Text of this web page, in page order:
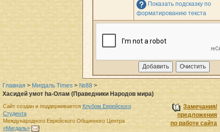
Показать подсказку по
форматированию текста
Главная > Мигдаль Times > №88 >
Хасидей умот hа-Олам (Праведники Народов мира)
Замечания/
предложения
по работе сайта
Сайт создан и поддерживается Клубом Еврейского
Студента
Международного Еврейского Общинного Центра
«Мигдаль»
.